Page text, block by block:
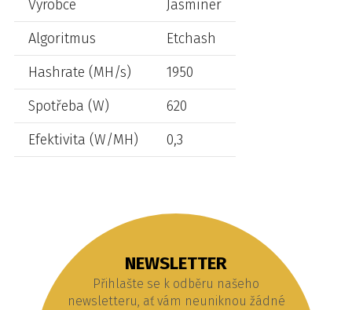
Výrobce
Jasminer
Algoritmus
Etchash
Hashrate (MH/s)
1950
Spotřeba (W)
620
Efektivita (W/MH)
0,3
NEWSLETTER
Přihlašte se k odběru našeho
newsletteru, ať vám neuniknou žádné